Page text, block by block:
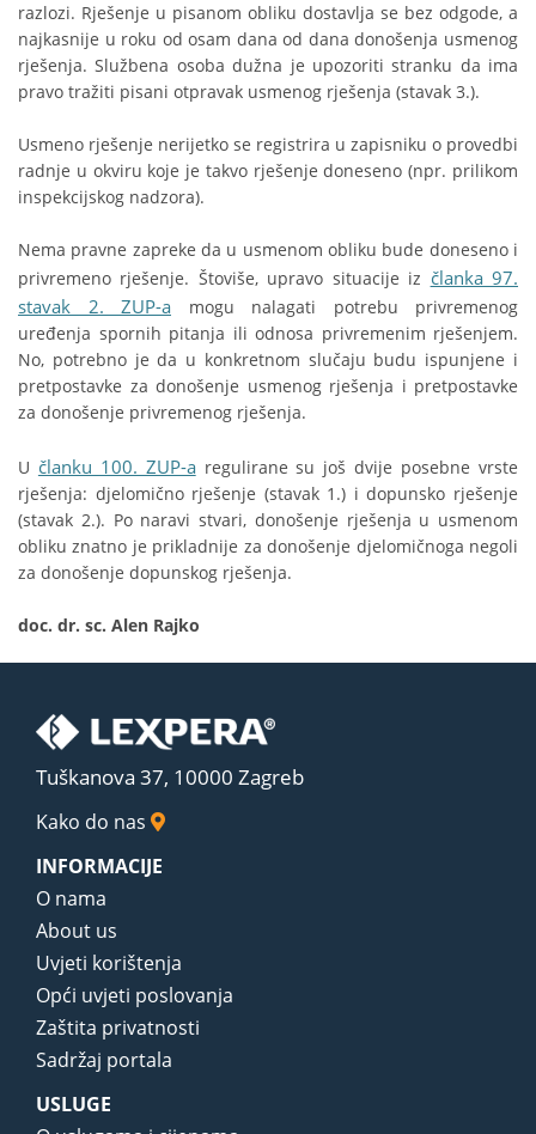
razlozi. Rješenje u pisanom obliku dostavlja se bez odgode, a
najkasnije u roku od osam dana od dana donošenja usmenog
rješenja. Službena osoba dužna je upozoriti stranku da ima
pravo tražiti pisani otpravak usmenog rješenja (stavak 3.).
Usmeno rješenje nerijetko se registrira u zapisniku o provedbi
radnje u okviru koje je takvo rješenje doneseno (npr. prilikom
inspekcijskog nadzora).
Nema pravne zapreke da u usmenom obliku bude doneseno i
privremeno rješenje. Štoviše, upravo situacije iz članka 97.
stavak 2. ZUP-a mogu nalagati potrebu privremenog
uređenja spornih pitanja ili odnosa privremenim rješenjem.
No, potrebno je da u konkretnom slučaju budu ispunjene i
pretpostavke za donošenje usmenog rješenja i pretpostavke
za donošenje privremenog rješenja.
U članku 100. ZUP-aregulirane su još dvije posebne vrste
rješenja: djelomično rješenje (stavak 1.) i dopunsko rješenje
(stavak 2.). Po naravi stvari, donošenje rješenja u usmenom
obliku znatno je prikladnije za donošenje djelomičnoga negoli
za donošenje dopunskog rješenja.
doc. dr. sc. Alen Rajko
Tuškanova 37, 10000 Zagreb
Kako do nas
INFORMACIJE
O nama
About us
Uvjeti korištenja
Opći uvjeti poslovanja
Zaštita privatnosti
Sadržaj portala
USLUGE